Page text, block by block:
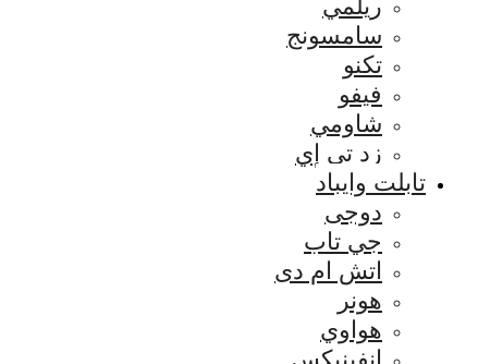
ريلمي
سامسونج
تكنو
فيفو
شاومي
زد تي إي
تابلت وايباد
دوجى
جي تاب
اتش ام دى
هونر
هواوي